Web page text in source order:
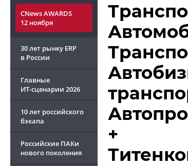
CNews AWARDS
12 ноября
30 лет рынку ERP
в России
Главные
ИТ-сценарии 2026
10 лет российского
бэкапа
Российские ПАКи
нового поколения
+